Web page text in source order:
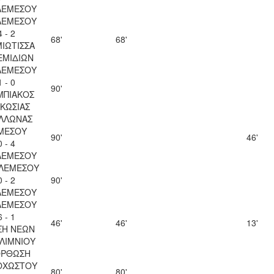
- 2
68' 68'
- 0
90'
- 4
90' 46'
- 2
90'
- 1
ΝΕΩΝ
46' 46' 13'